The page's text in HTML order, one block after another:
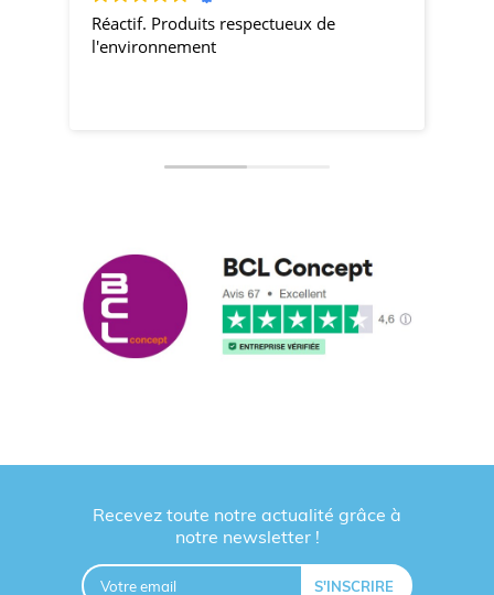
Réactif. Produits respectueux de
l'environnement
Recevez toute notre actualité grâce à
notre newsletter !